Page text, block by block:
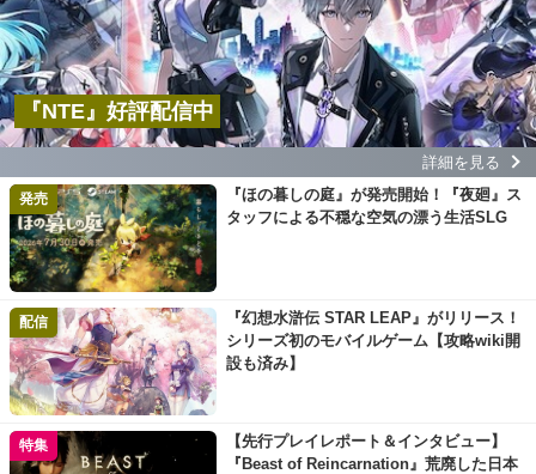
『NTE』好評配信中
詳細を見る
発売
『ほの暮しの庭』が発売開始！『夜廻』ス
タッフによる不穏な空気の漂う生活SLG
配信
『幻想水滸伝 STAR LEAP』がリリース！
シリーズ初のモバイルゲーム【攻略wiki開
設も済み】
特集
【先行プレイレポート＆インタビュー】
『Beast of Reincarnation』荒廃した日本